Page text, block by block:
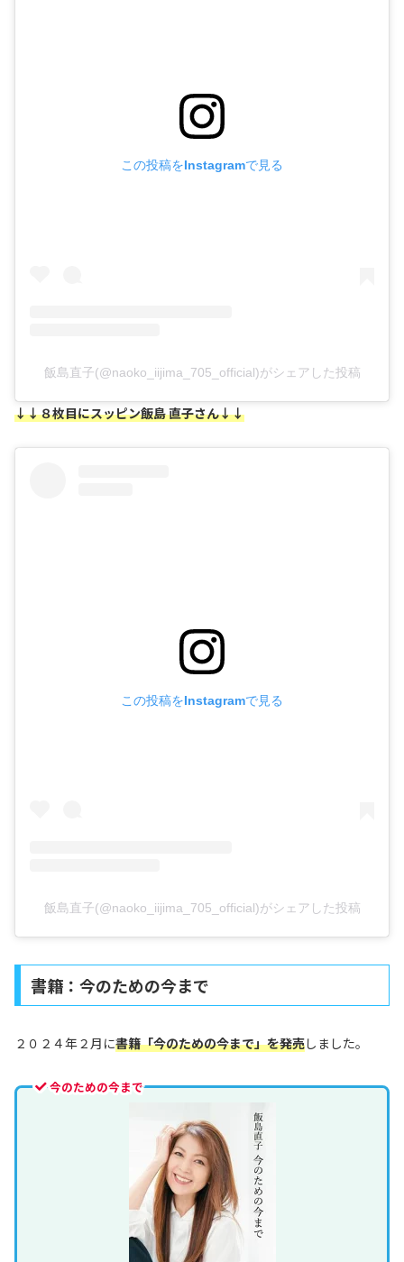
この投稿をInstagramで見る
飯島直子(@naoko_iijima_705_official)がシェアした投稿
↓↓８枚目にスッピン飯島 直子さん↓↓
この投稿をInstagramで見る
飯島直子(@naoko_iijima_705_official)がシェアした投稿
書籍：今のための今まで
２０２４年２月に書籍「今のための今まで」を発売しました。
今のための今まで